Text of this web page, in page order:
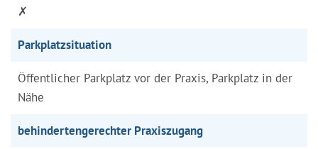
✗
Parkplatzsituation
Öffentlicher Parkplatz vor der Praxis, Parkplatz in der
Nähe
behindertengerechter Praxiszugang